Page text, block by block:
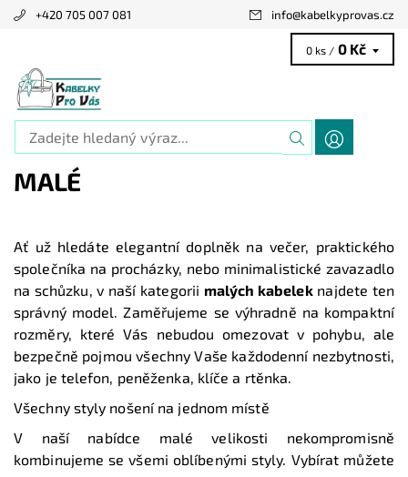
+420 705 007 081 info@kabelkyprovas.cz
0 ks / 0 Kč
MALÉ
Ať už hledáte elegantní doplněk na večer, praktického
společníka na procházky, nebo minimalistické zavazadlo
na schůzku, v naší kategorii malých kabeleknajdete ten
správný model. Zaměřujeme se výhradně na kompaktní
rozměry, které Vás nebudou omezovat v pohybu, ale
bezpečně pojmou všechny Vaše každodenní nezbytnosti,
jako je telefon, peněženka, klíče a rtěnka.
Všechny styly nošení na jednom místě
V naší nabídce malé velikosti nekompromisně
kombinujeme se všemi oblíbenými styly. Vybírat můžete